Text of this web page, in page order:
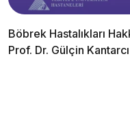
Böbrek Hastalıkları
Prof. Dr. Gülçin Kantarcı